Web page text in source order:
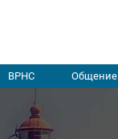
ВРНС Общение